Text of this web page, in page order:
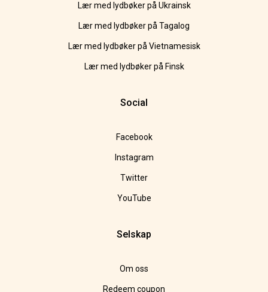
Lær med lydbøker på Ukrainsk
Lær med lydbøker på Tagalog
Lær med lydbøker på Vietnamesisk
Lær med lydbøker på Finsk
Social
Facebook
Instagram
Twitter
YouTube
Selskap
Om oss
Redeem coupon